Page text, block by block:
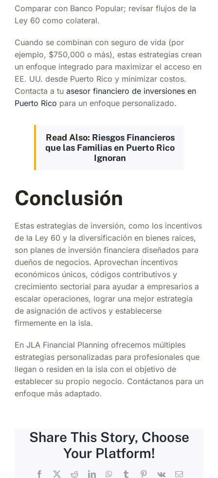
Comparar con Banco Popular; revisar flujos de la
Ley 60 como colateral.
Cuando se combinan con seguro de vida (por
ejemplo, $750,000 o más), estas estrategias crean
un enfoque integrado para maximizar el acceso en
EE. UU. desde Puerto Rico y minimizar costos.
Contacta a tu asesor financiero de inversiones en
Puerto Rico para un enfoque personalizado.
Read Also: Riesgos Financieros
que las Familias en Puerto Rico
Ignoran
Conclusión
Estas estrategias de inversión, como los incentivos
de la Ley 60 y la diversificación en bienes raíces,
son planes de inversión financiera diseñados para
dueños de negocios. Aprovechan incentivos
económicos únicos, códigos contributivos y
crecimiento sectorial para ayudar a empresarios a
escalar operaciones, lograr una mejor estrategia
de asignación de activos y establecerse
firmemente en la isla.
En JLA Financial Planning ofrecemos múltiples
estrategias personalizadas para profesionales que
llegan o residen en la isla con el objetivo de
establecer su propio negocio. Contáctanos para un
enfoque más adaptado.
Share This Story, Choose
Your Platform!
Facebook
X RedditLinkedInWhatsApp
TumblrPinterest
Vk Email